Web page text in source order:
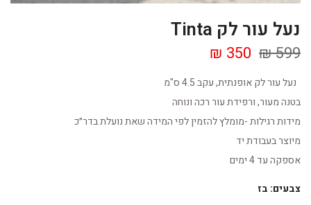
נעל עור לק Tinta
599 ₪
350 ₪
נעל עור לק אופנתית, עקב 4.5 ס"מ
בטנה מעור, ורפידת עור רכה ונוחה
מידות רגילות -מומלץ להזמין לפי המידה שאת נועלת בדר״כ
מיוצר בעבודת יד
אספקה עד 4 ימים
צבעים: בז